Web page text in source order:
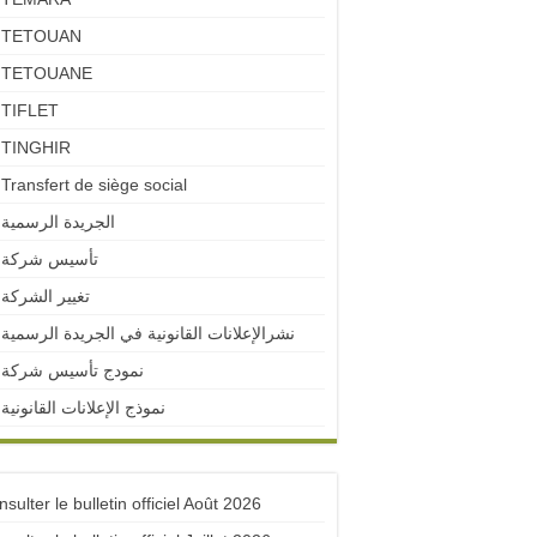
TETOUAN
TETOUANE
TIFLET
TINGHIR
Transfert de siège social
الجريدة الرسمية
تأسيس شركة
تغيير الشركة
نشرالإعلانات القانونية في الجريدة الرسمية
نمودج تأسيس شركة
نموذج الإعلانات القانونية
le bulletin officiel Août 2026